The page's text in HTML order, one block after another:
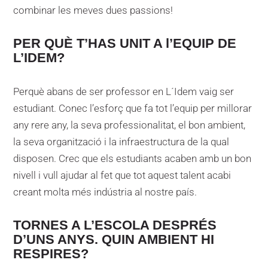
combinar les meves dues passions!
PER QUÈ T’HAS UNIT A l’EQUIP DE
L’IDEM?
Perquè abans de ser professor en L´Idem vaig ser
estudiant. Conec l’esforç que fa tot l’equip per millorar
any rere any, la seva professionalitat, el bon ambient,
la seva organització i la infraestructura de la qual
disposen. Crec que els estudiants acaben amb un bon
nivell i vull ajudar al fet que tot aquest talent acabi
creant molta més indústria al nostre país.
TORNES A L’ESCOLA DESPRÉS
D’UNS ANYS. QUIN AMBIENT HI
RESPIRES?